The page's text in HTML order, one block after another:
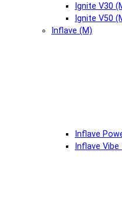
Ignite V30
Ignite V50
Inflave (М)
Inflave
Inflave